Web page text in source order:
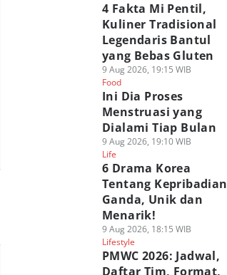
4 Fakta Mi Pentil,
Kuliner Tradisional
Legendaris Bantul
yang Bebas Gluten
9 Aug 2026, 19:15 WIB
Food
Ini Dia Proses
Menstruasi yang
Dialami Tiap Bulan
9 Aug 2026, 19:10 WIB
Life
6 Drama Korea
Tentang Kepribadian
Ganda, Unik dan
Menarik!
9 Aug 2026, 18:15 WIB
Lifestyle
PMWC 2026: Jadwal,
Daftar Tim, Format,